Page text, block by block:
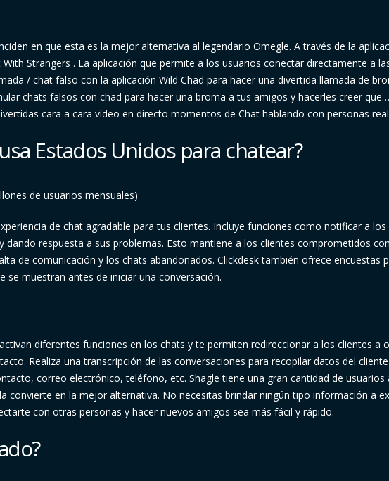
en que esta es la mejor alternativa al legendario Omegle. A través de la
With Strangers . La aplicación que permite a los usuarios conectar directamente a
/ chat falso con la aplicación Wild Chad para hacer una divertida llamada de
chats falsos con chad para hacer una broma a tus amigos y hacerles creer
cara a cara vídeo en directo momentos de Chat hablando con personas
Estados Unidos para chatear?
de usuarios mensuales)
de chat agradable para tus clientes. Incluye funciones como notificar a los
dando respuesta a sus problemas. Esto mantiene a los clientes comprometidos
de comunicación y los chats abandonados. Clickdesk también ofrece encuestas
se muestran antes de iniciar una conversación.
diferentes funciones en los chats y te permiten redireccionar a los clientes a
Realiza una transcripción de las conversaciones para recopilar datos del
correo electrónico, teléfono, etc. Shagle tiene una gran cantidad de usuarios
convierte en la mejor alternativa. No necesitas brindar ningún tipo información a
con otras personas y hacer nuevos amigos sea más fácil y rápido.